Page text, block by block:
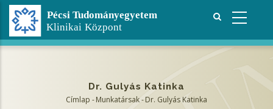
Ugrás
tartalomra
Dr. Gulyás Katinka
Címlap -Munkatársak-Dr. Gulyás Katinka